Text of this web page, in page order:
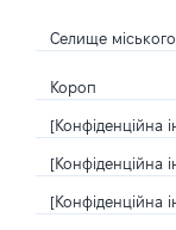
Селище
Короп
[Конфіденційна
[Конфіденційна
[Конфіденційна